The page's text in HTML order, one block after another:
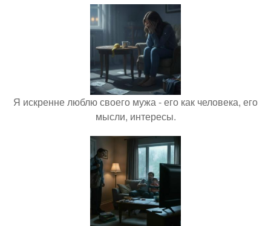
Я искренне люблю своего мужа - его как человека, его
мысли, интересы.